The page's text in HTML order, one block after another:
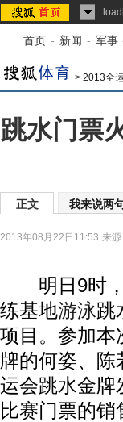
首页 - 新闻 - 军事
> 2013全
跳水门票
正文 我来说两
2013年08月22日11:53 来源
明日9时，
练基地游泳跳
项目。参加本
牌的何姿、
运会跳水金牌
比赛门票的